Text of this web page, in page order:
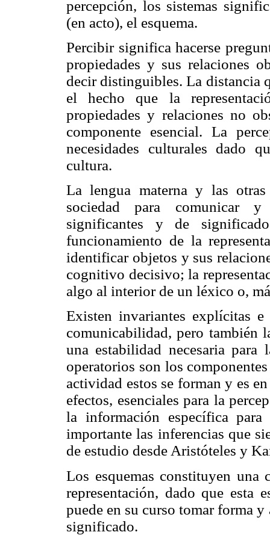
percepción, los sistemas
(en acto), el esquema.
Percibir significa hacerse
propiedades y sus relaciones
decir distinguibles. La distancia
el hecho que la
propiedades y relaciones no
componente esencial. La
necesidades culturales dado
cultura.
La lengua materna y las
sociedad para comunicar y
significantes y de
funcionamiento de la
identificar objetos y sus
cognitivo decisivo; la
algo al interior de un léxico o,
Existen invariantes explícitas
comunicabilidad, pero también
una estabilidad necesaria para
operatorios son los
actividad estos se forman y es
efectos, esenciales para la
la información específica
importante las inferencias que
de estudio desde Aristóteles y
Los esquemas constituyen una
representación, dado que esta
puede en su curso tomar forma
significado.